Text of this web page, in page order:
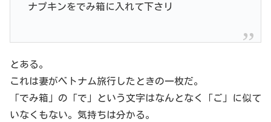
ナプキンをでみ箱に入れて下さリ
とある。
これは妻がベトナム旅行したときの一枚だ。
「でみ箱」の「で」という文字はなんとなく「ご」に似て
いなくもない。気持ちは分かる。